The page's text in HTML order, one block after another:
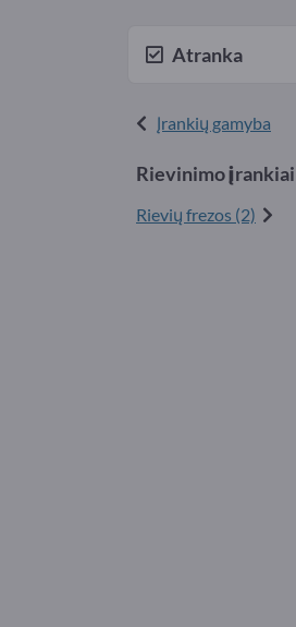
Atranka
Įrankių gamyba
Rievinimo įrankiai
Rievių frezos (2)